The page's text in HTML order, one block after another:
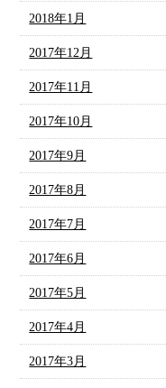
2018年1月
2017年12月
2017年11月
2017年10月
2017年9月
2017年8月
2017年7月
2017年6月
2017年5月
2017年4月
2017年3月